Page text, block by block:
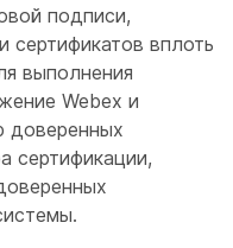
подписи,
сертификатов вплоть
выполнения
Webex и
доверенных
сертификации,